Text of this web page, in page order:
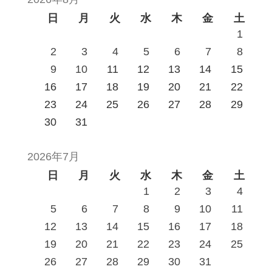
日
月 火 水 木 金
土
1
2
3 4 5 6 7
8
9
10 11 12 13 14
15
16
17 18 19 20 21
22
23
24 25 26 27 28
29
30
31
2026年7月
日
月 火 水 木 金
土
1
2 3
4
5
6 7 8 9 10
11
12
13 14 15 16 17
18
19
20 21 22 23 24
25
26
27 28 29 30 31